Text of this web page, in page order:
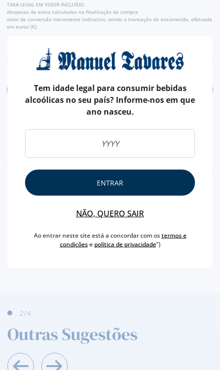
TAXA LEGAL EM VIGOR INCLUÍDO.
despesas de envio calculadas na finalização da compra
valor de conversão meramente indicativo, sendo a transação da encomenda, efetuada
em euros (€).
ADICIONAR
REGIÃO DOURO
PRODUTOR SOGEVINUS
3/4
Outras Sugestões
Tem idade legal para consumir bebidas
alcoólicas no seu país? Informe-nos em que
ano nasceu.
ENTRAR
NÃO, QUERO SAIR
Ao entrar neste site está a concordar com ostermos e
condiçõese política de privacidade")